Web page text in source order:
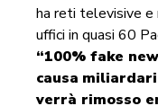
ha reti televisive e
uffici in quasi 60
“100% fake
causa
verrà rimosso